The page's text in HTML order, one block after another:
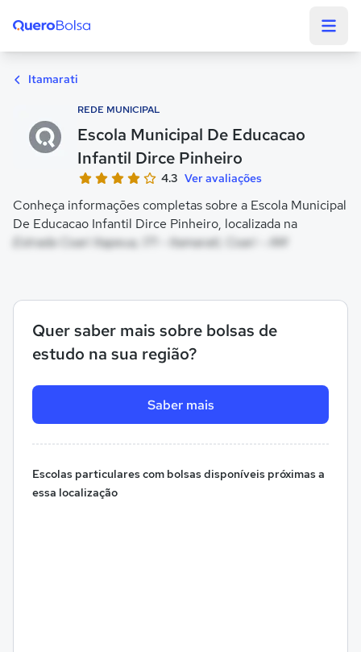
Itamarati
REDE MUNICIPAL
Escola Municipal De Educacao
Infantil Dirce Pinheiro
4.3 Ver avaliações
Conheça informações completas sobre a Escola Municipal
De Educacao Infantil Dirce Pinheiro, localizada na
Estrada Coari Itapeua, 171 - Itamarati, Coari - AM
Quer saber mais sobre bolsas de
estudo na sua região?
Saber mais
Escolas particulares com bolsas disponíveis próximas a
essa localização